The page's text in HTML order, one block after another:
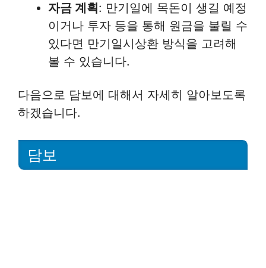
자금 계획: 만기일에 목돈이 생길 예정
이거나 투자 등을 통해 원금을 불릴 수
있다면 만기일시상환 방식을 고려해
볼 수 있습니다.
다음으로 담보에 대해서 자세히 알아보도록
하겠습니다.
담보